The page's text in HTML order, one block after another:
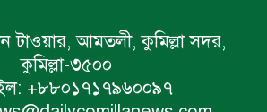
টাওয়ার, আমতলী, কুমিল্লা সদর,
কুমিল্লা-৩৫০০
+৮৮০১৭১৭৯৬০০৯৭